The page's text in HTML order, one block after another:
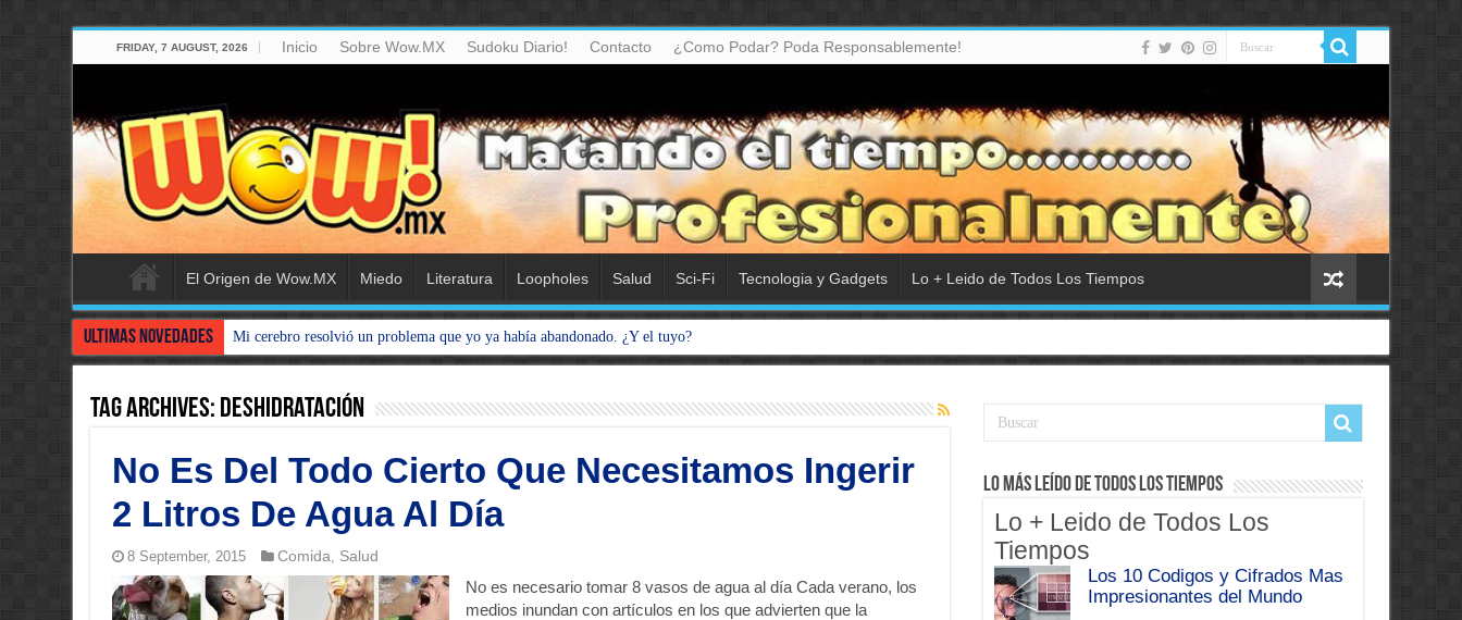
FRIDAY, 7 AUGUST, 2026 Inicio Sobre Wow.MX Sudoku Diario! Contacto ¿Como Podar? Poda Responsablemente!
El Origen de Wow.MX Miedo Literatura Loopholes Salud Sci-Fi Tecnologia y Gadgets Lo + Leido de Todos Los Tiempos
Ultimas Novedades Mi cerebro resolvió un problema que yo ya había abandonado. ¿Y el tuyo?
Tag Archives: Deshidratación
No Es Del Todo Cierto Que Necesitamos Ingerir
2 Litros De Agua Al Día
8 September, 2015 Comida Salud
No es necesario tomar 8 vasos de agua al día Cada verano, los
medios inundan con artículos en los que advierten que la
Lo Más Leído de Todos Los Tiempos
Lo + Leido de Todos Los
Tiempos
Los 10 Codigos y Cifrados Mas
Impresionantes del Mundo